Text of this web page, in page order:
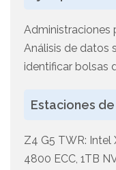
Administraciones
Análisis de datos
identificar bolsas
Estaciones
Z4 G5 TWR: Intel
4800 ECC, 1TB